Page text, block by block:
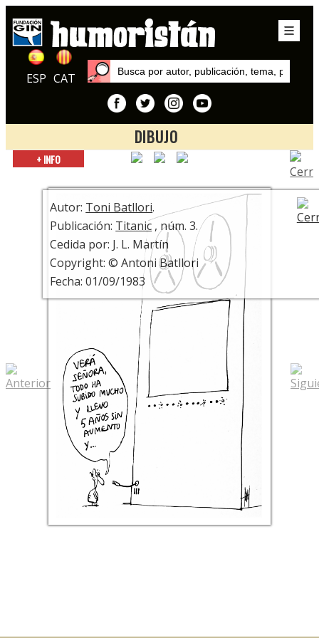
ESP CAT
DIBUJO
Inicio
Titanic
+ INFO
Autor: Toni Batllori.
Publicación: Titanic , núm. 3.
Cedida por: J. L. Martín
Copyright: © Antoni Batllori
Fecha: 01/09/1983